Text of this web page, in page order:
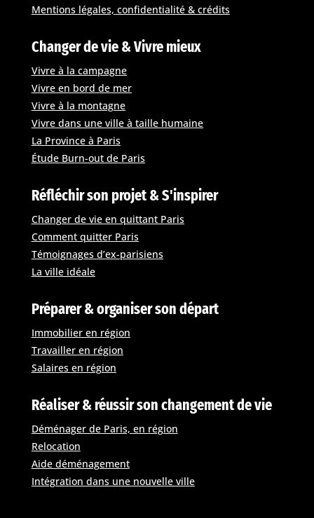
Mentions légales, confidentialité & crédits
Changer de vie & Vivre mieux
Vivre à la campagne
Vivre en bord de mer
Vivre à la montagne
Vivre dans une ville à taille humaine
La Province à Paris
Étude Burn-out de Paris
Réfléchir son projet & S'inspirer
Changer de vie en quittant Paris
Comment quitter Paris
Témoignages d’ex-parisiens
La ville idéale
Préparer & organiser son départ
Immobilier en région
Travailler en région
Salaires en région
Réaliser & réussir son changement de vie
Déménager de Paris, en région
Relocation
Aide déménagement
Intégration dans une nouvelle ville